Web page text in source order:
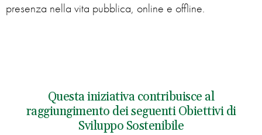
presenza nella vita pubblica, online e offline.
Questa iniziativa contribuisce al
raggiungimento dei seguenti Obiettivi di
Sviluppo Sostenibile